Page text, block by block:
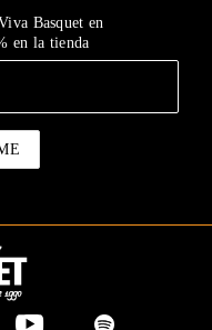
Basquet en
en la tienda